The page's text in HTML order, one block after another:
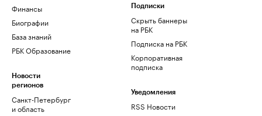
Финансы
Биографии
База знаний
РБК Образование
Новости
регионов
Санкт-Петербург
и область
Подписки
Скрыть баннеры
на РБК
Подписка на РБК
Корпоративная
подписка
Уведомления
RSS Новости